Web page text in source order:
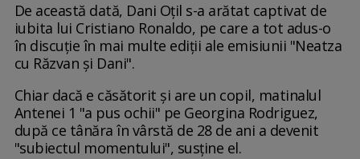
De această dată, Dani Oțil s-a arătat captivat de
iubita lui Cristiano Ronaldo, pe care a tot adus-o
în discuție în mai multe ediții ale emisiunii "Neatza
cu Răzvan și Dani".
Chiar dacă e căsătorit și are un copil, matinalul
Antenei 1 "a pus ochii" pe Georgina Rodriguez,
după ce tânăra în vârstă de 28 de ani a devenit
"subiectul momentului", susține el.